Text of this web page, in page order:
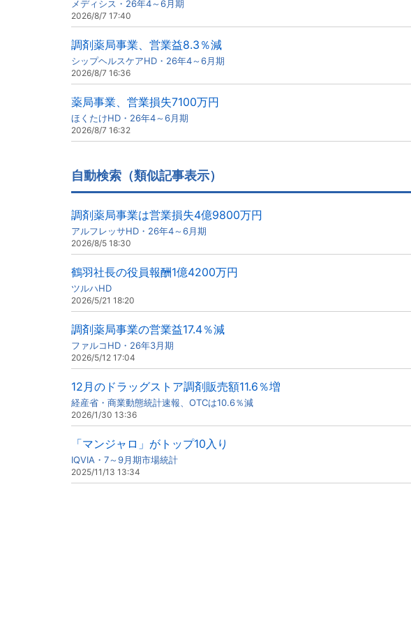
メディシス・26年4～6月期
2026/8/7 17:40
調剤薬局事業、営業益8.3％減
シップヘルスケアHD・26年4～6月期
2026/8/7 16:36
薬局事業、営業損失7100万円
ほくたけHD・26年4～6月期
2026/8/7 16:32
自動検索（類似記事表示）
調剤薬局事業は営業損失4億9800万円
アルフレッサHD・26年4～6月期
2026/8/5 18:30
鶴羽社長の役員報酬1億4200万円
ツルハHD
2026/5/21 18:20
調剤薬局事業の営業益17.4％減
ファルコHD・26年3月期
2026/5/12 17:04
12月のドラッグストア調剤販売額11.6％増
経産省・商業動態統計速報、OTCは10.6％減
2026/1/30 13:36
「マンジャロ」がトップ10入り
IQVIA・7～9月期市場統計
2025/11/13 13:34